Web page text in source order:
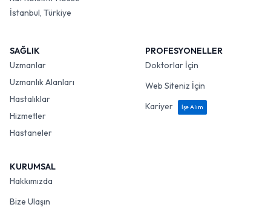
İstanbul, Türkiye
SAĞLIK
Uzmanlar
Uzmanlık Alanları
Hastalıklar
Hizmetler
Hastaneler
PROFESYONELLER
Doktorlar İçin
Web Siteniz İçin
Kariyer
İşe Alım
KURUMSAL
Hakkımızda
Bize Ulaşın